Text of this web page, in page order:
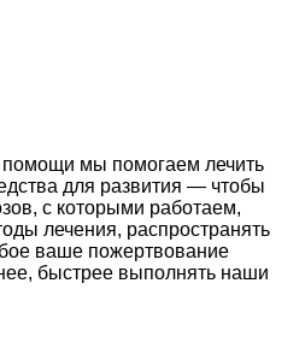
мы помогаем лечить
для развития — чтобы
с которыми работаем,
лечения, распространять
ваше пожертвование
быстрее выполнять наши